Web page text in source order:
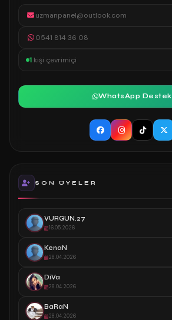
uzmanpanel@outlook.com
0541 814 36 08
1 kişi çevrimiçi
WhatsApp Destek
SON ÜYELER
VURGUN.27
16.05.2026
KenaN
28.04.2026
DiVa
28.04.2026
BaRaN
28.04.2026